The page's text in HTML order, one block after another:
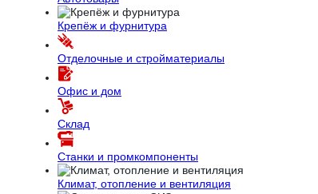
Крепёж и фурнитура
Отделочные и стройматериалы
Офис и дом
Склад
Станки и промкомпоненты
Климат, отопление и вентиляция